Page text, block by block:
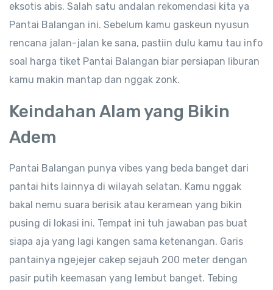
eksotis abis. Salah satu andalan rekomendasi kita ya
Pantai Balangan ini. Sebelum kamu gaskeun nyusun
rencana jalan-jalan ke sana, pastiin dulu kamu tau info
soal harga tiket Pantai Balangan biar persiapan liburan
kamu makin mantap dan nggak zonk.
Keindahan Alam yang Bikin
Adem
Pantai Balangan punya vibes yang beda banget dari
pantai hits lainnya di wilayah selatan. Kamu nggak
bakal nemu suara berisik atau keramean yang bikin
pusing di lokasi ini. Tempat ini tuh jawaban pas buat
siapa aja yang lagi kangen sama ketenangan. Garis
pantainya ngejejer cakep sejauh 200 meter dengan
pasir putih keemasan yang lembut banget. Tebing